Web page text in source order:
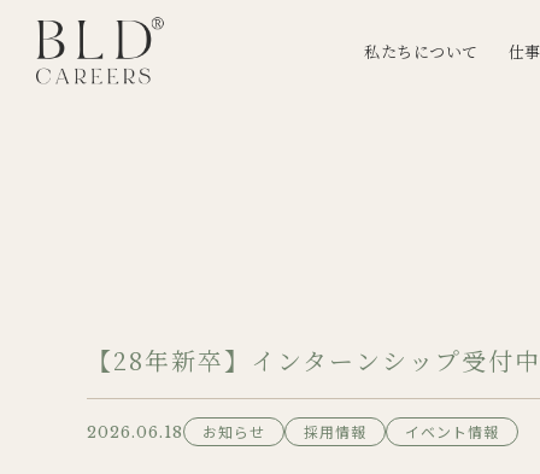
私たちについて 仕
【28年新卒】インターンシップ受付
2026.06.18 お知らせ 採用情報 イベント情報